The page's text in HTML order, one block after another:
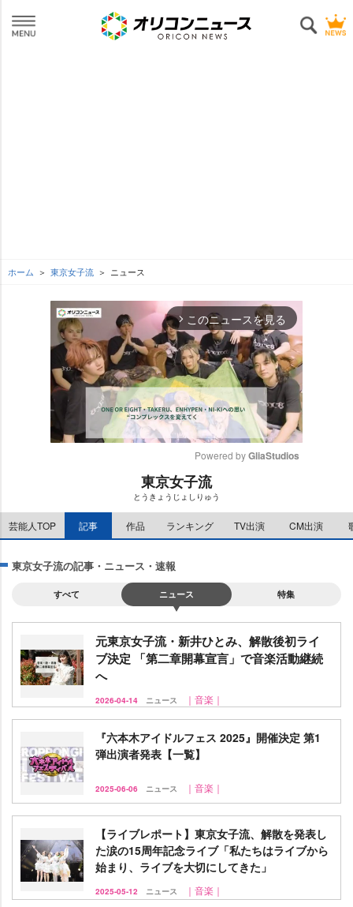
ホーム 東京女子流 ニュース
arrow_forward_ios このニュースを見る
e
Powered by GliaStudios
東京女子流
とうきょうじょしりゅう
芸能人TOP 記事 作品 ランキング TV出演 CM出演
東京女子流の記事・ニュース・速報
すべて ニュース 特集
元東京女子流・新井ひとみ、解散後初ライ
ブ決定 「第二章開幕宣言」で音楽活動継続
へ
2026-04-14 ニュース ｜音楽｜
『六本木アイドルフェス 2025』開催決定 第1
弾出演者発表【一覧】
2025-06-06 ニュース ｜音楽｜
【ライブレポート】東京女子流、解散を発表し
た涙の15周年記念ライブ「私たちはライブから
始まり、ライブを大切にしてきた」
2025-05-12 ニュース ｜音楽｜